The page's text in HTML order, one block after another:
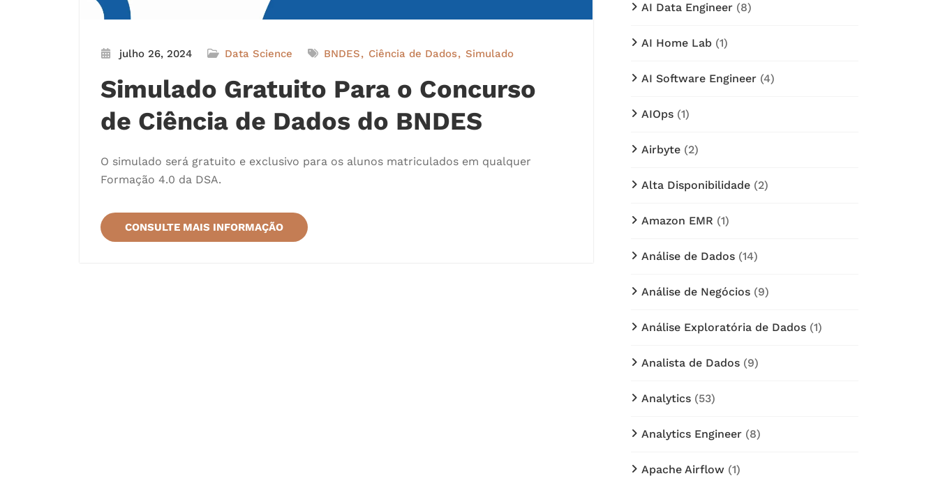
julho 26, 2024 Data Science BNDES Ciência de Dados Simulado
Simulado Gratuito Para o Concurso
de Ciência de Dados do BNDES
O simulado será gratuito e exclusivo para os alunos matriculados em qualquer
Formação 4.0 da DSA.
CONSULTE MAIS INFORMAÇÃO
AI Data Engineer (8)
AI Home Lab (1)
AI Software Engineer (4)
AIOps (1)
Airbyte (2)
Alta Disponibilidade (2)
Amazon EMR (1)
Análise de Dados (14)
Análise de Negócios (9)
Análise Exploratória de Dados (1)
Analista de Dados (9)
Analytics (53)
Analytics Engineer (8)
Apache Airflow (1)